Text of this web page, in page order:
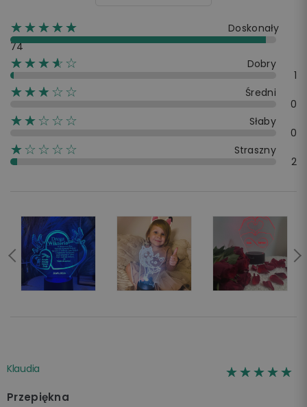
☆☆☆☆☆
★★★★★
Doskonały
74
☆☆☆☆☆
★★★★
Dobry
1
☆☆☆☆☆
★★★
Średni
0
☆☆☆☆☆
★★
Słaby
0
☆☆☆☆☆
★
Straszny
2
Klaudia ☆☆☆☆☆
★★★★★
Przepiękna